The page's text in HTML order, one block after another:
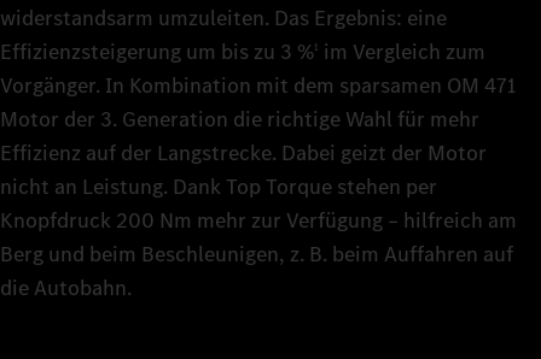
widerstandsarm umzuleiten. Das Ergebnis: eine
Effizienzsteigerung um bis zu 3 %1 im Vergleich zum
Vorgänger. In Kombination mit dem sparsamen OM 471
Motor der 3. Generation die richtige Wahl für mehr
Effizienz auf der Langstrecke. Dabei geizt der Motor
nicht an Leistung. Dank Top Torque stehen per
Knopfdruck 200 Nm mehr zur Verfügung – hilfreich am
Berg und beim Beschleunigen, z. B. beim Auffahren auf
die Autobahn.